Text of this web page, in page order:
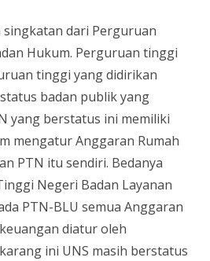
dari Perguruan
Hukum. Perguruan tinggi
tinggi yang didirikan
badan publik yang
yang berstatus ini memiliki
mengatur Anggaran Rumah
PTN itu sendiri. Bedanya
Negeri Badan Layanan
PTN-BLU semua Anggaran
diatur oleh
ini UNS masih berstatus